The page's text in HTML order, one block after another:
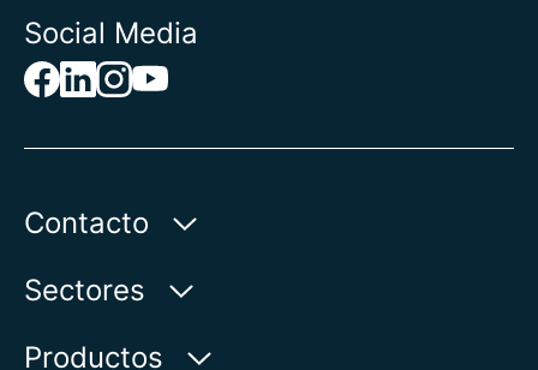
Social Media
Contacto
AUMA Riester
Aumastr. 1
Sectores
Agua
Productos